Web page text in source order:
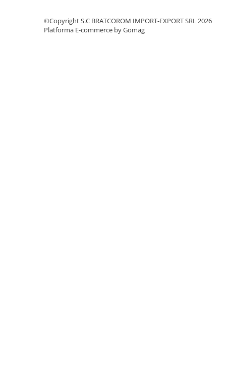
Pentru sticla si suprafete fine
©Copyright S.C BRATCOROM IMPORT-EXPORT SRL 2026
Platforma E-commerce by Gomag